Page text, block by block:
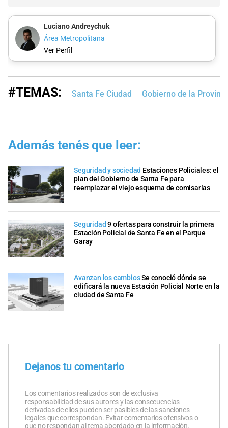
Luciano Andreychuk
Área Metropolitana
Ver Perfil
#TEMAS: Santa Fe Ciudad Gobierno de la
Además tenés que leer:
Seguridad y sociedad Estaciones Policiales: el
plan del Gobierno de Santa Fe para
reemplazar el viejo esquema de comisarías
Seguridad 9 ofertas para construir la primera
Estación Policial de Santa Fe en el Parque
Garay
Avanzan los cambiosSe conoció dónde se
edificará la nueva Estación Policial Norte en la
ciudad de Santa Fe
Dejanos tu comentario
Los comentarios realizados son de exclusiva
responsabilidad de sus autores y las consecuencias
derivadas de ellos pueden ser pasibles de las sanciones
legales que correspondan. Evitar comentarios ofensivos o
que no respondan al tema abordado en la información.